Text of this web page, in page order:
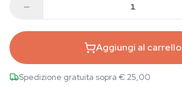
Aggiungi al carrello
Spedizione gratuita sopra € 25,00